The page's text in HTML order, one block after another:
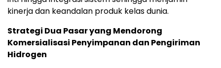
kinerja dan keandalan produk kelas dunia.
Strategi Dua Pasar yang Mendorong
Komersialisasi Penyimpanan dan Pengiriman
Hidrogen